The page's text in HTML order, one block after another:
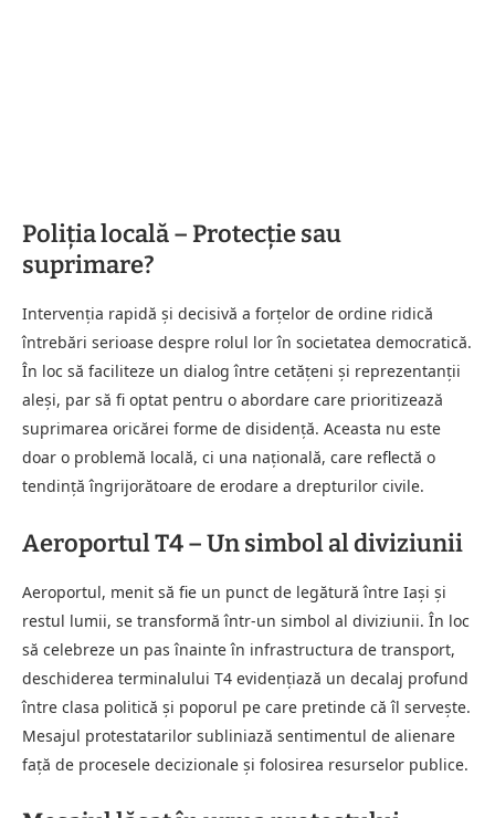
Poliția locală – Protecție sau
suprimare?
Intervenția rapidă și decisivă a forțelor de ordine ridică
întrebări serioase despre rolul lor în societatea democratică.
În loc să faciliteze un dialog între cetățeni și reprezentanții
aleși, par să fi optat pentru o abordare care prioritizează
suprimarea oricărei forme de disidență. Aceasta nu este
doar o problemă locală, ci una națională, care reflectă o
tendință îngrijorătoare de erodare a drepturilor civile.
Aeroportul T4 – Un simbol al diviziunii
Aeroportul, menit să fie un punct de legătură între Iași și
restul lumii, se transformă într-un simbol al diviziunii. În loc
să celebreze un pas înainte în infrastructura de transport,
deschiderea terminalului T4 evidențiază un decalaj profund
între clasa politică și poporul pe care pretinde că îl servește.
Mesajul protestatarilor subliniază sentimentul de alienare
față de procesele decizionale și folosirea resurselor publice.